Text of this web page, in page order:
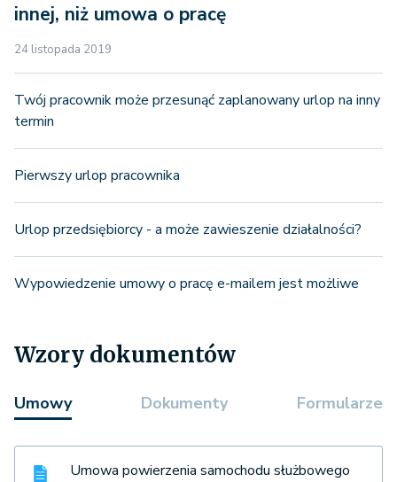
innej, niż umowa o pracę
24 listopada 2019
Twój pracownik może przesunąć zaplanowany urlop na inny
termin
Pierwszy urlop pracownika
Urlop przedsiębiorcy - a może zawieszenie działalności?
Wypowiedzenie umowy o pracę e-mailem jest możliwe
Wzory dokumentów
Umowy Dokumenty Formularze
Umowa powierzenia samochodu służbowego